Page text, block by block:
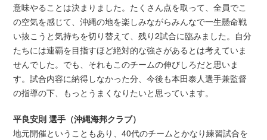
意味やることは決まりました。たくさん点を取って、全員でこ
の空気を感じて、沖縄の地を楽しみながらみんなで一生懸命戦
い抜こうと気持ちを切り替えて、残り2試合に臨みました。自分
たちには連覇を目指すほど絶対的な強さがあるとは考えていま
せんでした。でも、それもこのチームの伸びしろだと思いま
す。試合内容に納得しなかった分、今後も本田泰人選手兼監督
の指導の下、もっとうまくなりたいと思っています。
平良安則 選手（沖縄海邦クラブ）
地元開催ということもあり、40代のチームとかなり練習試合を